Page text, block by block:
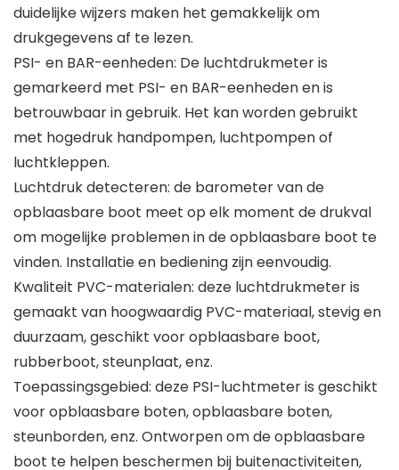
duidelijke wijzers maken het gemakkelijk om
drukgegevens af te lezen.
PSI- en BAR-eenheden: De luchtdrukmeter is
gemarkeerd met PSI- en BAR-eenheden en is
betrouwbaar in gebruik. Het kan worden gebruikt
met hogedruk handpompen, luchtpompen of
luchtkleppen.
Luchtdruk detecteren: de barometer van de
opblaasbare boot meet op elk moment de drukval
om mogelijke problemen in de opblaasbare boot te
vinden. Installatie en bediening zijn eenvoudig.
Kwaliteit PVC-materialen: deze luchtdrukmeter is
gemaakt van hoogwaardig PVC-materiaal, stevig en
duurzaam, geschikt voor opblaasbare boot,
rubberboot, steunplaat, enz.
Toepassingsgebied: deze PSI-luchtmeter is geschikt
voor opblaasbare boten, opblaasbare boten,
steunborden, enz. Ontworpen om de opblaasbare
boot te helpen beschermen bij buitenactiviteiten,